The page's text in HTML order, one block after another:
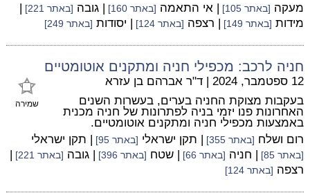
מעקה [באתר 105] | אי התאמה [באתר 160] | גובה [באתר 221]
|
מידות [באתר 149] | רצפה [באתר 124] | יסודות [באתר 249]
חניה לרכב: מכפילי חניה ומתקנים אוטומטיים
שמירה
12 ספטמבר, 2024 | ד"ר אברהם בן עזרא
בעקבות מצוקת החניה בערים, בעשרות השנים
האחרונות פנו יזמי בניה לפתרונות של חניה מכנית
באמצעות מכפילי חניה ומתקנים אוטומטיים.
רום ושלח [באתר 355] | תקן ישראלי [באתר 95] | תקן ישראלי
[באתר 85] | חניה [באתר 66] | שטח [באתר 396] | גובה [באתר 221]
|
רצפה [באתר 124]